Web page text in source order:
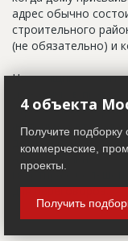
адрес обычно
строительного
(не обязательно) и
Настоящим
указанный в
строительные
(например, вторая
должен
а все остальное -
квартира с
для переговоров.
Цикл
4 объекта
Получите
коммерческие,
проекты.
Получить